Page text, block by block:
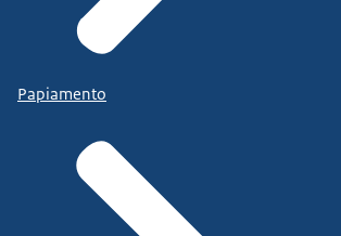
Papiamento